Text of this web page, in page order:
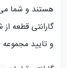
هستند و شما می
گارانتی قطعه
و تایید مجموعه